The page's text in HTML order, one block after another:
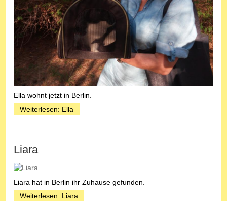
Ella wohnt jetzt in Berlin.
Weiterlesen: Ella
Liara
Liara hat in Berlin ihr Zuhause gefunden.
Weiterlesen: Liara